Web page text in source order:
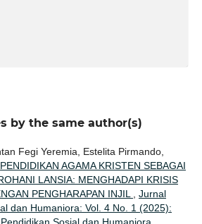
by the same author(s)
Fegi Yeremia, Estelita Pirmando,
PENDIDIKAN AGAMA KRISTEN SEBAGAI
LANSIA: MENGHADAPI KRISIS
PENGHARAPAN INJIL
Jurnal
dan Humaniora: Vol. 4 No. 1 (2025):
Sosial dan Humaniora